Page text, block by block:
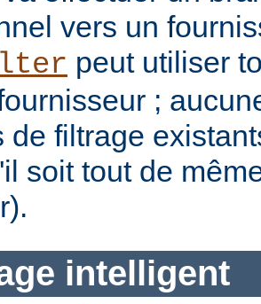
vers un
peut utiliser
;
de filtrage
soit tout de
intelligent